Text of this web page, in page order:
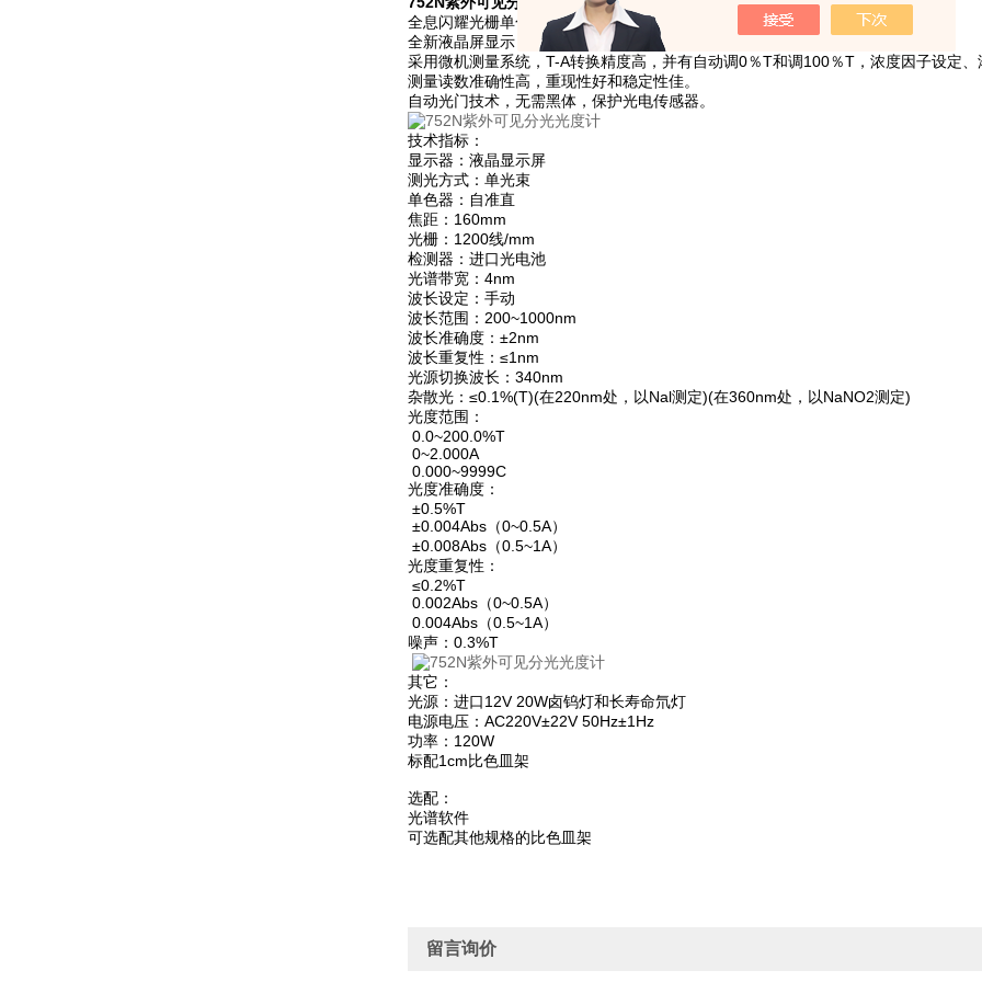
全息闪耀光栅单色器，具有波长精度高，单色性好，杂散光低等优点。
全新液晶屏显示，读数清晰自然。
采用微机测量系统，T-A转换精度高，并有自动调0％T和调100％T，浓度因子设定、
测量读数准确性高，重现性好和稳定性佳。
自动光门技术，无需黑体，保护光电传感器。
技术指标：
显示器：液晶显示屏
测光方式：单光束
单色器：自准直
焦距：160mm
光栅：1200线/mm
检测器：进口光电池
光谱带宽：4nm
波长设定：手动
波长范围：200~1000nm
波长准确度：±2nm
波长重复性：≤1nm
光源切换波长：340nm
杂散光：≤0.1%(T)(在220nm处，以Nal测定)(在360nm处，以NaNO2测定)
光度范围：
0.0~200.0%T
0~2.000A
0.000~9999C
光度准确度：
±0.5%T
±0.004Abs（0~0.5A）
±0.008Abs（0.5~1A）
光度重复性：
≤0.2%T
0.002Abs（0~0.5A）
0.004Abs（0.5~1A）
噪声：0.3%T
其它：
光源：进口12V 20W卤钨灯和长寿命氘灯
电源电压：AC220V±22V 50Hz±1Hz
功率：120W
标配1cm比色皿架
选配：
光谱软件
可选配其他规格的比色皿架
留言询价